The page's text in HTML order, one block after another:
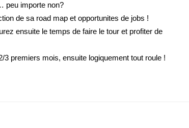
peu importe non?
de sa road map et opportunites de jobs !
ensuite le temps de faire le tour et profiter de
3 premiers mois, ensuite logiquement tout roule !